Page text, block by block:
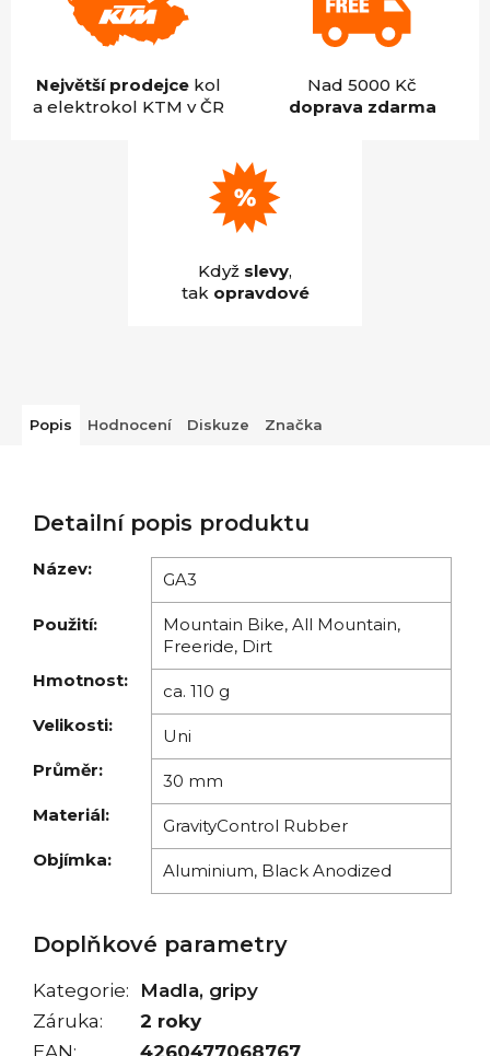
Největší prodejcekol
a elektrokol KTM v ČR
Nad 5000 Kč
doprava zdarma
Když slevy,
tak opravdové
Popis Hodnocení Diskuze Značka
Detailní popis produktu
Název:
GA3
Použití:
Mountain Bike, All Mountain,
Freeride, Dirt
Hmotnost:
ca. 110 g
Velikosti:
Uni
Průměr:
30 mm
Materiál:
GravityControl Rubber
Objímka:
Aluminium, Black Anodized
Doplňkové parametry
Kategorie:
Madla, gripy
Záruka:
2 roky
EAN: 4260477068767